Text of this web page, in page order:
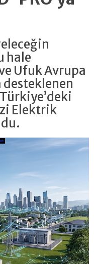
hale
Ufuk Avrupa
desteklenen
Elektrik